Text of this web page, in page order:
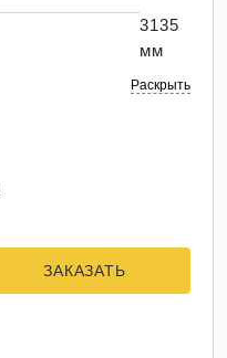
3135
мм
Раскрыть
ЗАКАЗАТЬ